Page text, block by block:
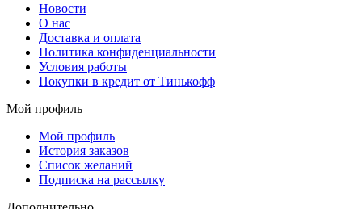
Новости
О нас
Доставка и оплата
Политика конфиденциальности
Условия работы
Покупки в кредит от Тинькофф
Мой профиль
Мой профиль
История заказов
Список желаний
Подписка на рассылку